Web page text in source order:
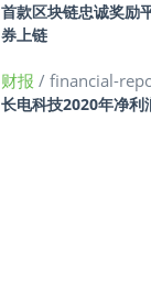
首款区块链忠诚奖励
券上链
财报 / financial-
长电科技2020年净利